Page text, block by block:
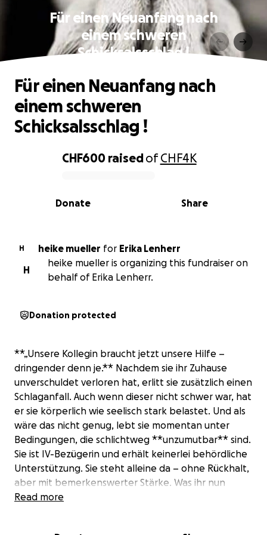
Für einen Neuanfang nach
einem schweren
Schicksalsschlag !
0% complete
CHF600 raisedofCHF4K
Share
Donate
Für einen Neuanfang nach
einem schweren
Schicksalsschlag !
H heike mueller for
Erika Lenherr
H
heike mueller is organizing this fundraiser on
behalf of Erika Lenherr.
Donation protected
**„Unsere Kollegin braucht jetzt unsere Hilfe –
dringender denn je.** Nachdem sie ihr Zuhause
unverschuldet verloren hat, erlitt sie zusätzlich einen
Schlaganfall. Auch wenn dieser nicht schwer war, hat
er sie körperlich wie seelisch stark belastet. Und als
wäre das nicht genug, lebt sie momentan unter
Bedingungen, die schlichtweg **unzumutbar** sind.
Sie ist IV-Bezügerin und erhält keinerlei behördliche
Unterstützung. Sie steht alleine da – ohne Rückhalt,
aber mit bemerkenswerter Stärke. Was ihr nun
dringend fehlt, ist ein sicherer Ort, an dem sie
Read more